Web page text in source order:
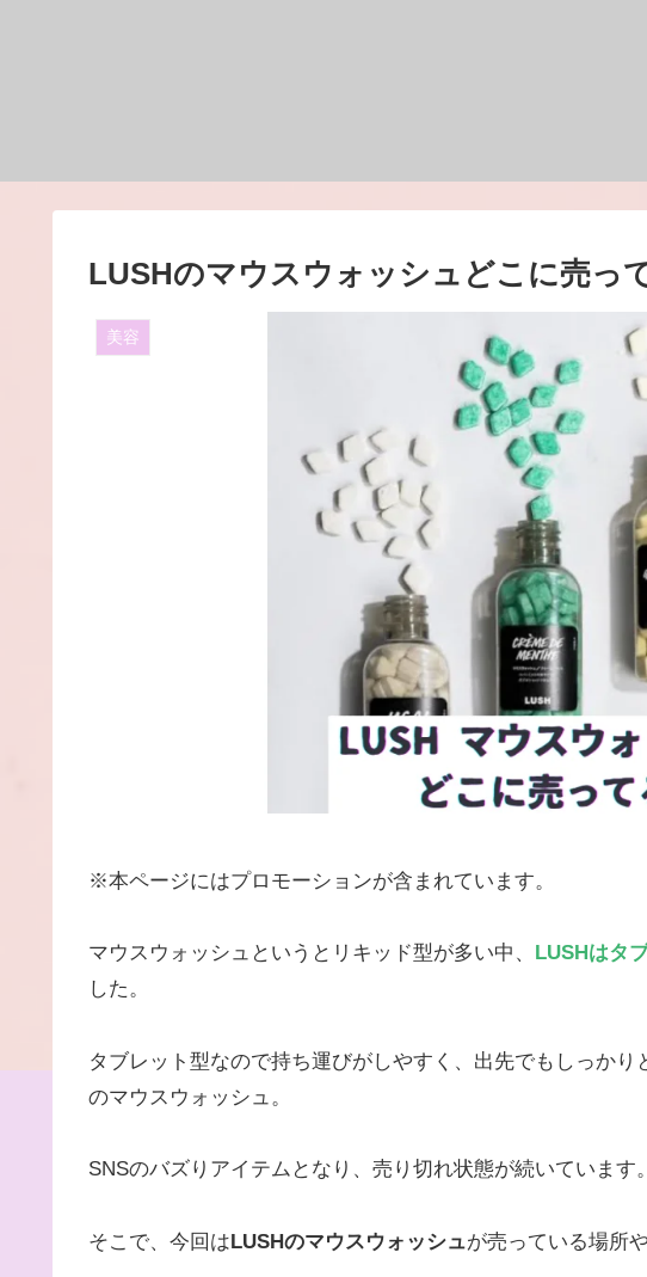
LUSHのマウスウォッシュどこに売っ
美容
※本ページにはプロモーションが含まれています。
マウスウォッシュというとリキッド型が多い中、 LUSHはタ
した。
タブレット型なので持ち運びがしやすく、出先でもしっか
のマウスウォッシュ。
SNSのバズりアイテムとなり、売り切れ状態が続いています。
そこで、今回はLUSHのマウスウォッシュが売っている場所